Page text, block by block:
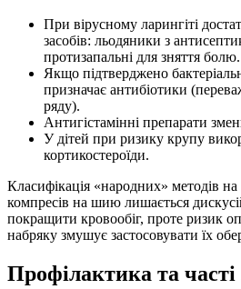
При вірусному ларингіті
засобів: льодяники з
протизапальні для зняття болю.
Якщо підтверджено
призначає антибіотики
ряду).
Антигістамінні препарати
У дітей при ризику крупу
кортикостероїди.
Класифікація «народних» методів
компресів на шию лишається
покращити кровообіг, проте ризик
набряку змушує застосовувати їх
Профілактика та